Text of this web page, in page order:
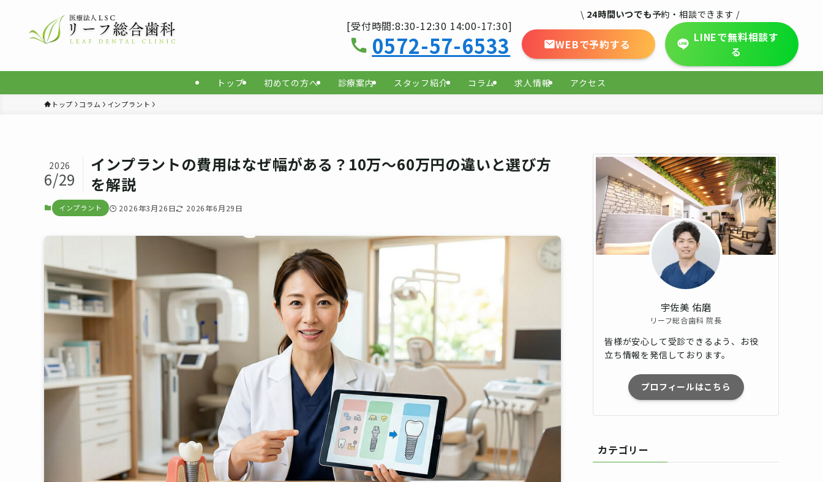
トップ 初めての方へ 診療案内 スタッフ紹介 コラム 求人情報 アクセス
[受付時間:8:30-12:30 14:00-17:30]
0572-57-6533
\ 24時間いつでも予約・相談できます /
WEBで予約する
LINEで無料相談す
る
トップ コラム インプラント
インプラントの費用はなぜ幅がある？10万〜60万円の違いと選び方
を解説
2026
6/29
インプラント 2026年3月26日 2026年6月29日
宇佐美 佑磨
リーフ総合歯科 院長
皆様が安心して受診できるよう、お役
立ち情報を発信しております。
プロフィールはこちら
カテゴリー